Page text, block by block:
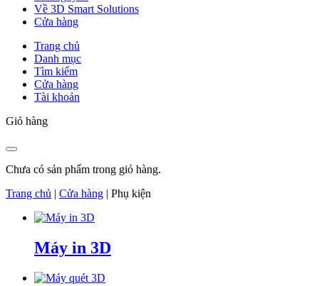
Về 3D Smart Solutions
Cửa hàng
Trang chủ
Danh mục
Tìm kiếm
Cửa hàng
Tài khoản
Giỏ hàng
Chưa có sản phẩm trong giỏ hàng.
Trang chủ | Cửa hàng | Phụ kiện
Máy in 3D